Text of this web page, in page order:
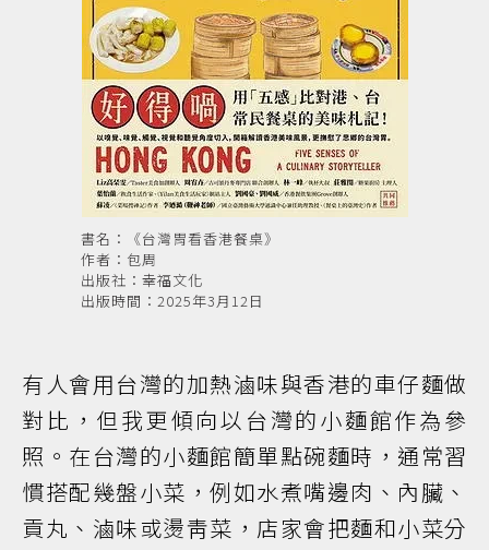
書名：《台灣胃看香港餐桌》
作者：包周
出版社：幸福文化
出版時間：2025年3月12日
有人會用台灣的加熱滷味與香港的車仔麵做
對比，但我更傾向以台灣的小麵館作為參
照。在台灣的小麵館簡單點碗麵時，通常習
慣搭配幾盤小菜，例如水煮嘴邊肉、內臟、
貢丸、滷味或燙靑菜，店家會把麵和小菜分